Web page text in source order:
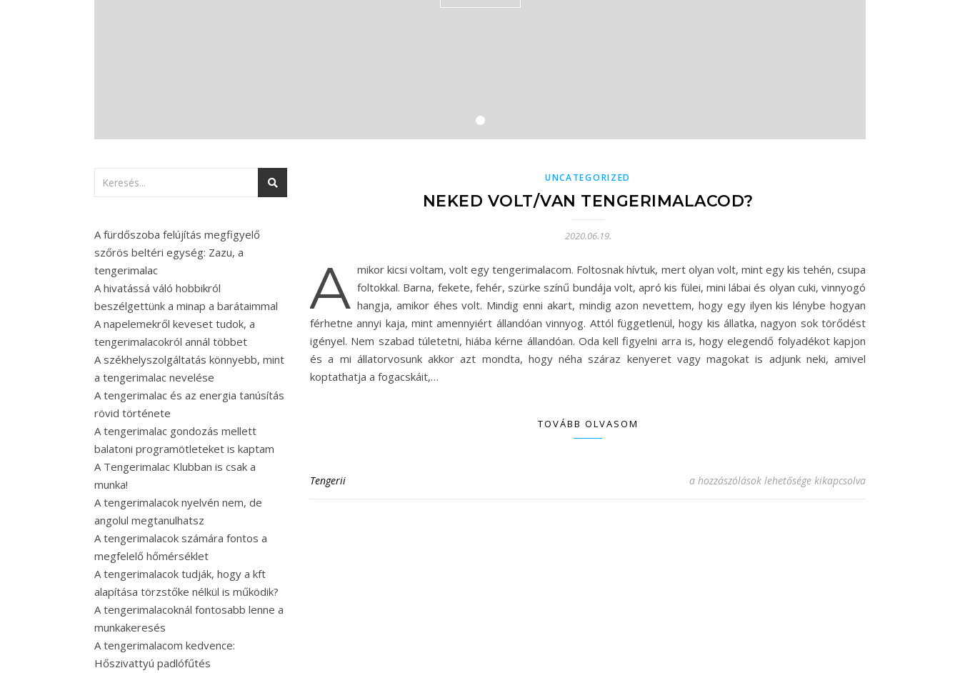
A fürdőszoba felújítás megfigyelő
szőrös beltéri egység: Zazu, a
tengerimalac
A hivatássá váló hobbikról
beszélgettünk a minap a barátaimmal
A napelemekről keveset tudok, a
tengerimalacokról annál többet
A székhelyszolgáltatás könnyebb, mint
a tengerimalac nevelése
A tengerimalac és az energia tanúsítás
rövid története
A tengerimalac gondozás mellett
balatoni programötleteket is kaptam
A Tengerimalac Klubban is csak a
munka!
A tengerimalacok nyelvén nem, de
angolul megtanulhatsz
A tengerimalacok számára fontos a
megfelelő hőmérséklet
A tengerimalacok tudják, hogy a kft
alapítása törzstőke nélkül is működik?
A tengerimalacoknál fontosabb lenne a
munkakeresés
A tengerimalacom kedvence:
Hőszivattyú padlófűtés
UNCATEGORIZED
NEKED VOLT/VAN TENGERIMALACOD?
2020.06.19.
A mikor kicsi voltam, volt egy tengerimalacom. Foltosnak hívtuk, mert olyan volt, mint egy kis tehén, csupa
foltokkal. Barna, fekete, fehér, szürke színű bundája volt, apró kis fülei, mini lábai és olyan cuki, vinnyogó
hangja, amikor éhes volt. Mindig enni akart, mindig azon nevettem, hogy egy ilyen kis lénybe hogyan
férhetne annyi kaja, mint amennyiért állandóan vinnyog. Attól függetlenül, hogy kis állatka, nagyon sok törődést
igényel. Nem szabad túletetni, hiába kérne állandóan. Oda kell figyelni arra is, hogy elegendő folyadékot kapjon
és a mi állatorvosunk akkor azt mondta, hogy néha száraz kenyeret vagy magokat is adjunk neki, amivel
koptathatja a fogacskáit,…
TOVÁBB OLVASOM
Tengerii Neked volt/van tengerimalacod? bejegyzéshez
a hozzászólások lehetősége kikapcsolva